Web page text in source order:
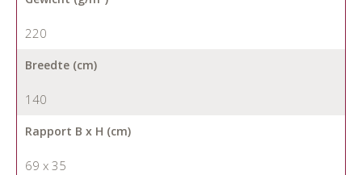
220
Breedte (cm)
140
Rapport B x H (cm)
69 x 35